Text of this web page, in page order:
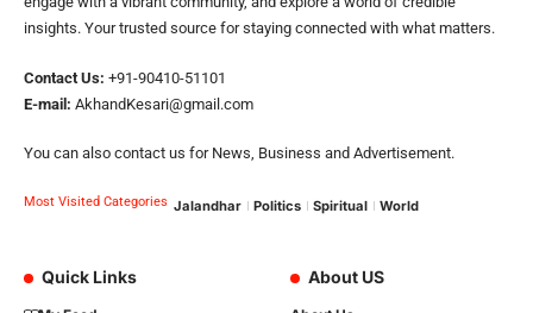
insights. Your trusted source for staying connected with what matters.
Contact Us: +91-90410-51101
E-mail: AkhandKesari@gmail.com
You can also contact us for News, Business and Advertisement.
Most Visited Categories Jalandhar Politics Spiritual World
Quick Links About US